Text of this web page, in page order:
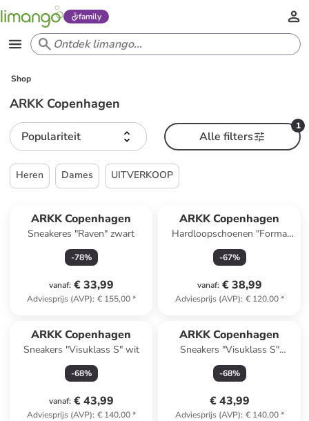
family
Shop
ARKK Copenhagen
Populariteit
1
Alle filters
Heren Dames UITVERKOOP
ARKK Copenhagen
Sneakeres "Raven" zwart
-78%
vanaf: € 33,99
Adviesprijs (AVP): € 155,00*
ARKK Copenhagen
Hardloopschoenen "Forma
Runner" beige/grijs
-67%
vanaf: € 38,99
Adviesprijs (AVP): € 120,00*
ARKK Copenhagen
Sneakers "Visuklass S" wit
-68%
vanaf: € 43,99
Adviesprijs (AVP): € 140,00*
ARKK Copenhagen
Sneakers "Visuklass S"
wit/grijs
-68%
€ 43,99
Adviesprijs (AVP): € 140,00*